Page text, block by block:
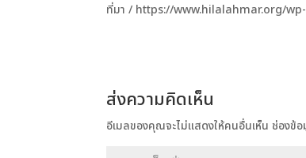
ที่มา / https://www.hilalahmar.org/
ส่งความคิดเห็น
อีเมลของคุณจะไม่แสดงให้คนอื่นเห็น ช่องข้